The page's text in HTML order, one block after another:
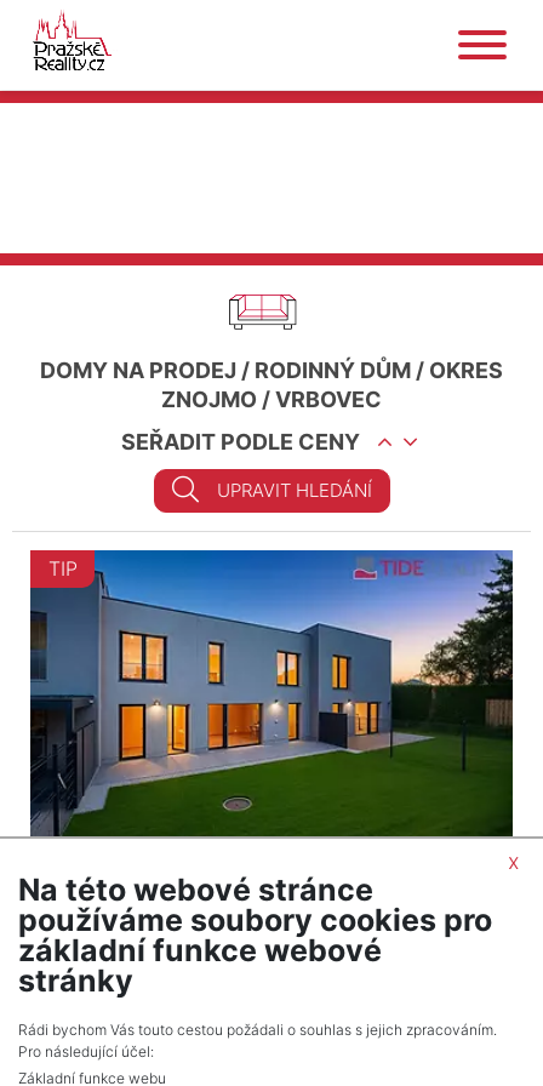
DOMY NA PRODEJ / RODINNÝ DŮM / OKRES
ZNOJMO /VRBOVEC
SEŘADIT PODLE CENY
UPRAVIT HLEDÁNÍ
TIP
Dům na prodej / rodinný dům / 147 m
Praha
18 800 000 Kč (za nemovitost) Cena + provize
RK, Cena k jednání
x
Na této webové stránce
používáme soubory cookies pro
základní funkce webové
stránky
Rádi bychom Vás touto cestou požádali o souhlas s jejich zpracováním.
Pro následující účel:
Základní funkce webu